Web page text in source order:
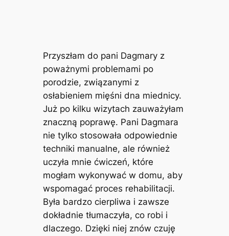
Przyszłam do pani Dagmary z
poważnymi problemami po
porodzie, związanymi z
osłabieniem mięśni dna miednicy.
Już po kilku wizytach zauważyłam
znaczną poprawę. Pani Dagmara
nie tylko stosowała odpowiednie
techniki manualne, ale również
uczyła mnie ćwiczeń, które
mogłam wykonywać w domu, aby
wspomagać proces rehabilitacji.
Była bardzo cierpliwa i zawsze
dokładnie tłumaczyła, co robi i
dlaczego. Dzięki niej znów czuję